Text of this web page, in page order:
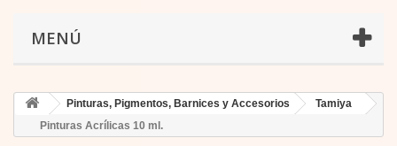
MENÚ
Pinturas, Pigmentos, Barnices y Accesorios
Tamiya
Pinturas Acrílicas 10 ml.